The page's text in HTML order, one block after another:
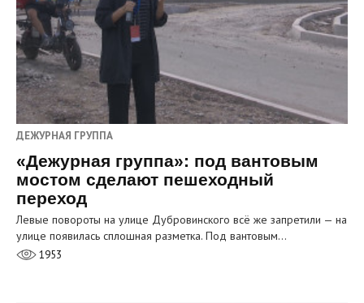
ДЕЖУРНАЯ ГРУППА
«Дежурная группа»: под вантовым
мостом сделают пешеходный
переход
Левые повороты на улице Дубровинского всё же запретили — на
улице появилась сплошная разметка. Под вантовым…
1953